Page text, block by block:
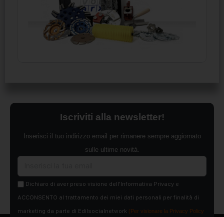
Iscriviti alla newsletter!
Inserisci il tuo indirizzo email per rimanere sempre aggiornato
sulle ultime novità.
Dichiaro di aver preso visione dell'Informativa Privacy e
ACCONSENTO al trattamento dei miei dati personali per finalità di
marketing da parte di Edilsocialnetwork (Per visionare la Privacy Policy